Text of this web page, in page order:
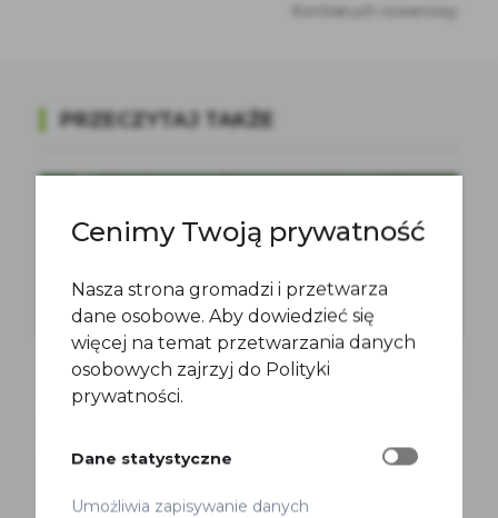
Kontraruch rowerowy
PRZECZYTAJ TAKŻE
Nad Wisłę rowerem 2026. Jeździmy z
Wami czwarty rok!
Cenimy Twoją prywatność
Nasza strona gromadzi i przetwarza
dane osobowe. Aby dowiedzieć się
więcej na temat przetwarzania danych
osobowych zajrzyj do Polityki
prywatności.
Dane statystyczne
Umożliwia zapisywanie danych